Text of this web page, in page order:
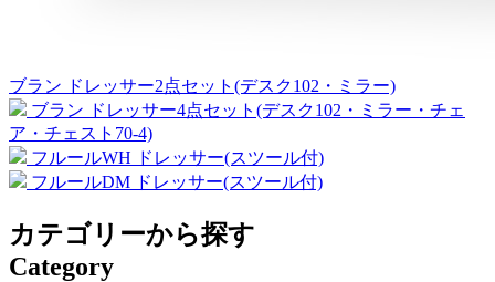
ブラン ドレッサー2点セット(デスク102・ミラー)
ブラン ドレッサー4点セット(デスク102・ミラー・チェ
ア・チェスト70-4)
フルールWH ドレッサー(スツール付)
フルールDM ドレッサー(スツール付)
カテゴリーから探す
Category